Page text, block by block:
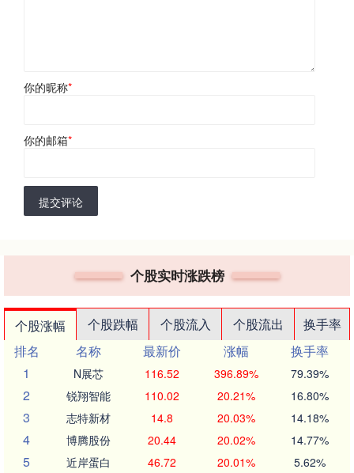
你的昵称*
你的邮箱*
提交评论
个股实时涨跌榜
个股涨幅 个股跌幅 个股流入 个股流出
换手率
排名
名称 最新价 涨幅
换手率
1
N展芯 116.52 396.89% 79.39%
2 锐翔智能 110.02 20.21% 16.80%
3 志特新材 14.8 20.03% 14.18%
4 博腾股份 20.44 20.02% 14.77%
5 近岸蛋白 46.72 20.01% 5.62%